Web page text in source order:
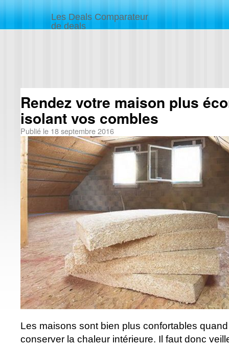
Les Deals Comparateur
de deals
Rendez votre maison plus
isolant vos combles
Publié le 18 septembre 2016
Les maisons sont bien plus confortables
conserver la chaleur intérieure. Il faut donc